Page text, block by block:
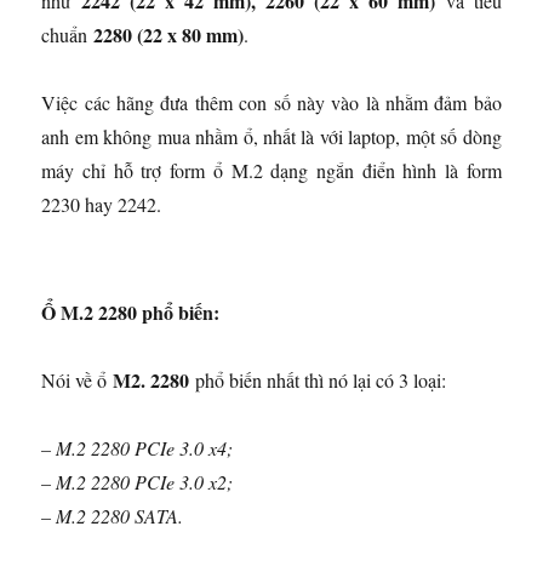
chuẩn2280 (22 x 80 mm).
Việc các hãng đưa thêm con số này vào là nhằm đảm bảo
anh em không mua nhầm ổ, nhất là với laptop, một số dòng
máy chỉ hỗ trợ form ổ M.2 dạng ngắn điển hình là form
2230 hay 2242.
Ổ M.2 2280 phổ biến:
Nói về ổM2. 2280 phổ biến nhất thì nó lại có 3 loại:
– M.2 2280 PCIe 3.0 x4;
– M.2 2280 PCIe 3.0 x2;
– M.2 2280 SATA.